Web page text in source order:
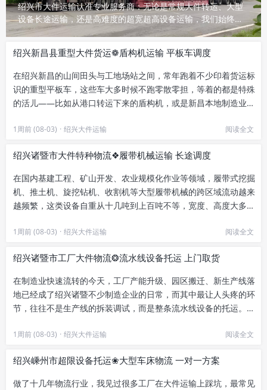
绍兴市大件运输认准专业服务商：无论是常规大件转运、大型
设备长途运输，还是高难度的超宽超高设备运输，我们始终坚
守安全底线、严控运输时效，为绍兴全市及周边客户提供稳定
联系，快速响应您的大件运输需求！
绍兴新昌县重型大件货运❁盾构机运输 平板车调度
在绍兴新昌的山间田头与工地场站之间，常年跑着不少印着货运标
识的重型平板车，这些车大多时候不跑零散零担，等着的都是特殊
的活儿——比如从港口转运下来的盾构机，或是新昌本地制造业产
1周前 (08-03) · 绍兴大件运输 阅读全文
绍兴诸暨市大件特种物流❖履带机械运输 长途调度
在国内基建工程、矿山开发、农业规模化作业等领域，履带式挖掘
机、推土机、旋挖钻机、收割机等大型履带机械的跨区域流动越来
越频繁，这类设备自重从十几吨到上百吨不等，宽度、高度大多超
1周前 (08-03) · 绍兴大件运输 阅读全文
绍兴诸暨市工厂大件物流❂流水线设备托运 上门取货
在制造业快速流转的今天，工厂产能升级、园区搬迁、新生产线落
地已经成了绍兴诸暨不少制造企业的日常，而其中最让人头疼的环
节，往往不是生产线的拆装调试，而是整条流水线设备的托运。作
1周前 (08-03) · 绍兴大件运输 阅读全文
绍兴嵊州市超限设备托运❀大型车床物流 一对一方案
做了十几年物流行业，我见过很多工厂在大件运输上踩坑，最常见